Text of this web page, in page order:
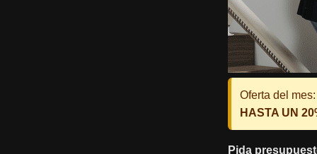
Oferta del mes:
HASTA UN
Pida